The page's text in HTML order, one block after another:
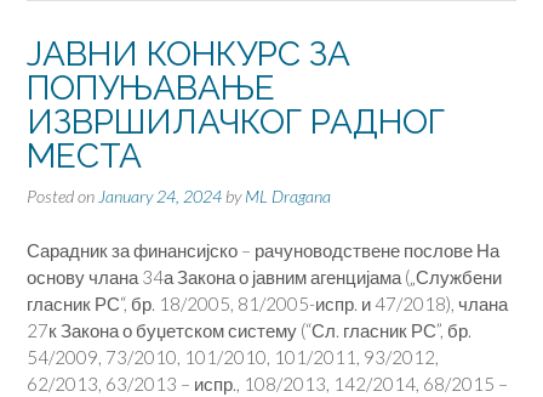
ЈАВНИ КОНКУРС ЗА
ПОПУЊАВАЊЕ
ИЗВРШИЛАЧКОГ РАДНОГ
МЕСТА
Posted on January 24, 2024 byML Dragana
Сарадник за финансијско – рачуноводствене послове На
основу члана 34а Закона о јавним агенцијама („Службени
гласник РС“, бр. 18/2005, 81/2005-испр. и 47/2018), члана
27к Закона о буџетском систему (“Сл. гласник РС”, бр.
54/2009, 73/2010, 101/2010, 101/2011, 93/2012,
62/2013, 63/2013 – испр., 108/2013, 142/2014, 68/2015 –